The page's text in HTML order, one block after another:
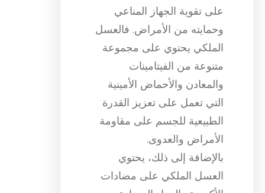
على تقوية الجهاز المناعي
وحمايته من الأمراض. فالعسل
الملكي يحتوي على مجموعة
متنوعة من الفيتامينات
والمعادن والأحماض الأمينية
التي تعمل على تعزيز القدرة
الطبيعية للجسم على مقاومة
الأمراض والعدوى.
بالإضافة إلى ذلك، يحتوي
العسل الملكي على مضادات